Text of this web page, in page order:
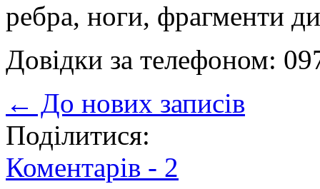
ребра, ноги, фрагменти
Довідки за телефоном:
← До нових записів
Поділитися:
Коментарів - 2